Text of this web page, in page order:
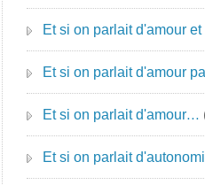
Et si on parlait d'amour
Et si on parlait d'amour
Et si on parlait d'amour…
Et si on parlait